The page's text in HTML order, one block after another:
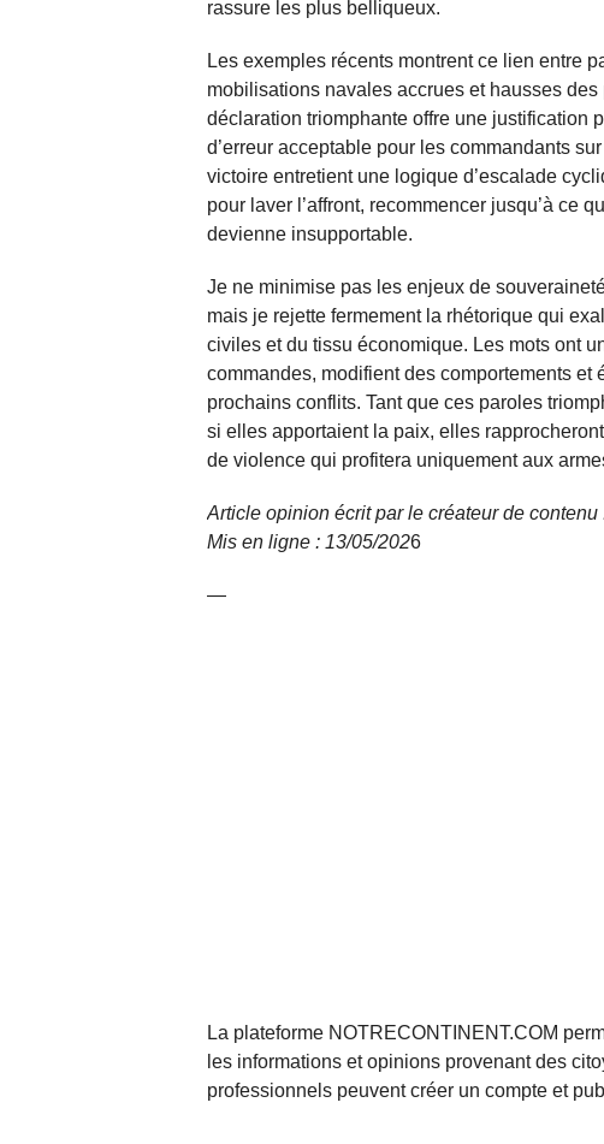
rassure les plus belliqueux.
Les exemples récents montrent ce lien entre
mobilisations navales accrues et hausses
déclaration triomphante offre une justification
d’erreur acceptable pour les commandants
victoire entretient une logique d’escalade
pour laver l’affront, recommencer jusqu’à ce
devienne insupportable.
Je ne minimise pas les enjeux de
mais je rejette fermement la rhétorique qui
civiles et du tissu économique. Les mots ont
commandes, modifient des comportements
prochains conflits. Tant que ces paroles
si elles apportaient la paix, elles
de violence qui profitera uniquement aux
Article opinion écrit par le créateur de contenu
Mis en ligne : 13/05/2026
—
La plateforme NOTRECONTINENT.COM
les informations et opinions provenant des
professionnels peuvent créer un compte et